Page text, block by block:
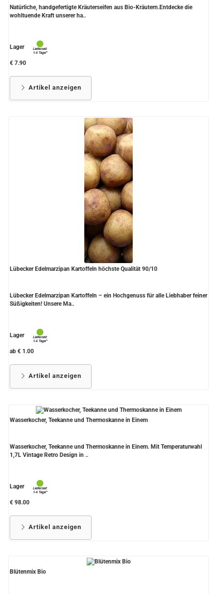
Natürliche, handgefertigte Kräuterseifen aus Bio-Kräutern.Entdecke die
wohltuende Kraft unserer ha..
Lager
€ 7.90
Artikel anzeigen
Lübecker Edelmarzipan Kartoffeln höchste Qualität 90/10
Lübecker Edelmarzipan Kartoffeln – ein Hochgenuss für alle Liebhaber feiner
Süßigkeiten! Unsere Ma..
Lager
ab € 1.00
Artikel anzeigen
Wasserkocher, Teekanne und Thermoskanne in Einem
Wasserkocher, Teekanne und Thermoskanne in Einem. Mit Temperaturwahl
1,7L Vintage Retro Design in ..
Lager
€ 98.00
Artikel anzeigen
Blütenmix Bio